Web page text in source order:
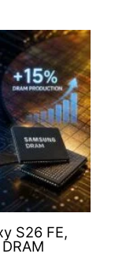
S26 FE,